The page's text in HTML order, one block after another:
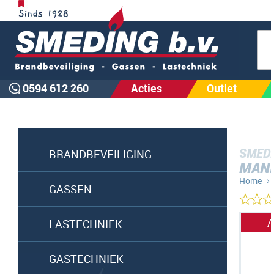
0594 612 260 Acties Outlet
BRANDBEVEILIGING
GASSEN
LASTECHNIEK
GASTECHNIEK
Home
Ga
naar